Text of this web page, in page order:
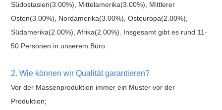
Südostasien(3.00%), Mittelamerika(3.00%), Mittlerer
Osten(3.00%), Nordamerika(3.00%), Osteuropa(2.00%),
Südamerika(2.00%), Afrika(2.00%). Insgesamt gibt es rund 11-
50 Personen in unserem Büro.
2. Wie können wir Qualität garantieren?
Vor der Massenproduktion immer ein Muster vor der
Produktion;